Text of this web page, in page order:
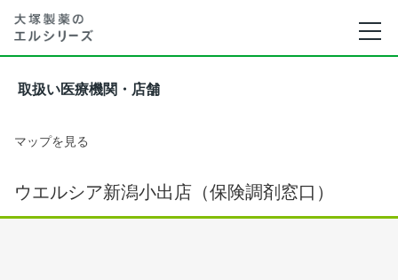
取扱い医療機関・店舗
マップを見る
ウエルシア新潟小出店（保険調剤窓口）